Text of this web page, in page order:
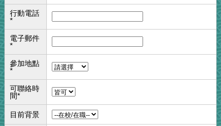
行動電話
*
電子郵件
*
參加地點
*
可聯絡時
間*
目前背景